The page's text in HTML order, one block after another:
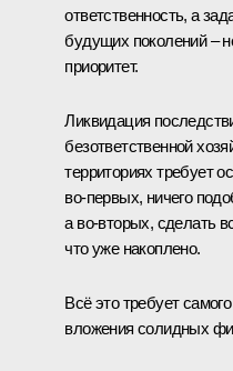
ответственность, а
будущих поколений –
приоритет.
Ликвидация
безответственной
территориях требует
во‑первых, ничего
а во‑вторых, сделать
что уже накоплено.
Всё это требует
вложения солидных